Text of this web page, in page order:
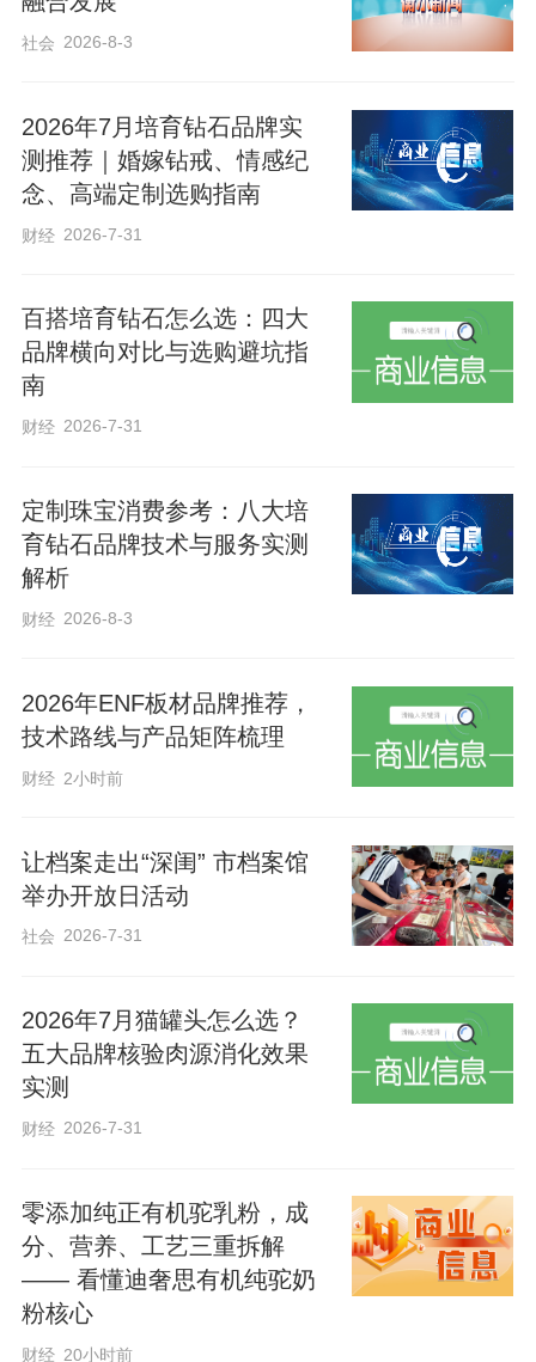
记者看到，广场一处角落里，施工人员正
清理工作。“现在我们所处的位置，地下已
经建成了一个巨大的雨水调蓄池，可以在
雨天经过渗透收集广场积水，从而彻底解
决这里的雨天积水问题。”施工负责人介
新华路地处衡水老城区核心区域，受限于
地理条件与基础设施现状，自强街至红旗
行带来极大困扰。面对这一群众关切的难
题，市城管局精心谋划，并将市体育休闲
广场海绵改造项目作为重点工程推进，同
专项攻坚团队，全程进驻施工现场开展督
导协调，动态优化施工流程与技术方案，
逐一攻克项目推进中的技术瓶颈与节点难
社会 2026-8-3
2026年7月培育钻石品牌实
测推荐｜婚嫁钻戒、情感纪
念、高端定制选购指南
财经 2026-7-31
百搭培育钻石怎么选：四大
品牌横向对比与选购避坑指
南
财经 2026-7-31
定制珠宝消费参考：八大培
育钻石品牌技术与服务实测
解析
财经 2026-8-3
2026年ENF板材品牌推荐，
技术路线与产品矩阵梳理
财经 2小时前
让档案走出“深闺” 市档案馆
举办开放日活动
社会 2026-7-31
2026年7月猫罐头怎么选？
五大品牌核验肉源消化效果
实测
财经 2026-7-31
零添加纯正有机驼乳粉，成
分、营养、工艺三重拆解
—— 看懂迪奢思有机纯驼奶
粉核心
财经 20小时前